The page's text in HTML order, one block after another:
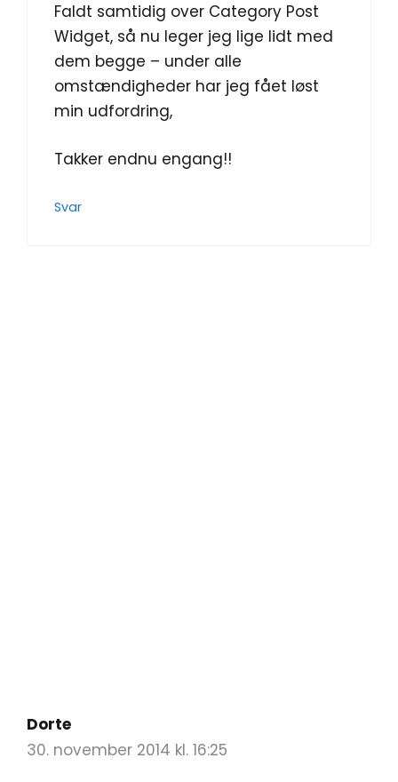
Faldt samtidig over Category Post
Widget, så nu leger jeg lige lidt med
dem begge – under alle
omstændigheder har jeg fået løst
min udfordring,
Takker endnu engang!!
Svar
Dorte
30. november 2014 kl. 16:25